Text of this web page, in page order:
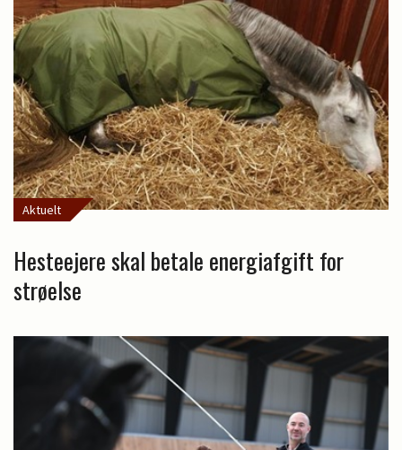
Aktuelt
Hesteejere skal betale energiafgift for
strøelse